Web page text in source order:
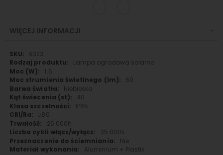
WIĘCEJ INFORMACJI
Więcej
informacji
9323
Lampa ogrodowa solarna
1.5
60
Niebieska
40
IP65
≥80
25 000h
25 000x
Nie
Aluminium + Plastik